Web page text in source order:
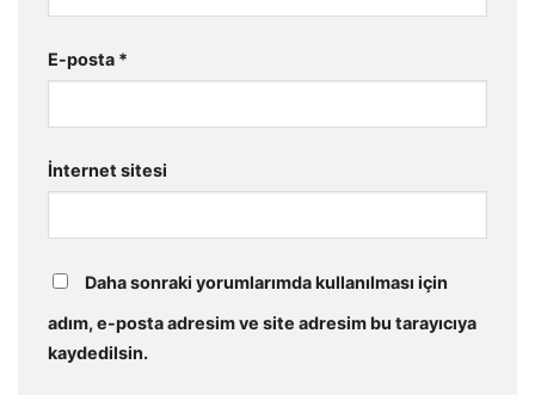
E-posta *
İnternet sitesi
Daha sonraki yorumlarımda kullanılması için
adım, e-posta adresim ve site adresim bu tarayıcıya
kaydedilsin.